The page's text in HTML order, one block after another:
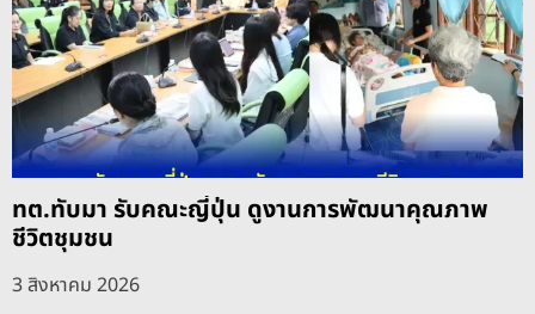
ทต.ทับมา รับคณะญี่ปุ่น ดูงานการพัฒนาคุณภาพ
ชีวิตชุมชน
3 สิงหาคม 2026